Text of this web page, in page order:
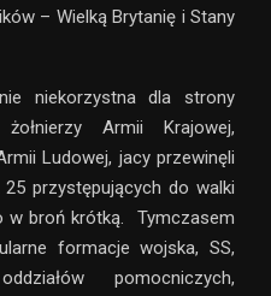
– Wielką Brytanię i Stany
niekorzystna dla strony
Armii Krajowej,
Ludowej, jacy przewinęli
przystępujących do walki
w broń krótką. Tymczasem
formacje wojska, SS,
pomocniczych,